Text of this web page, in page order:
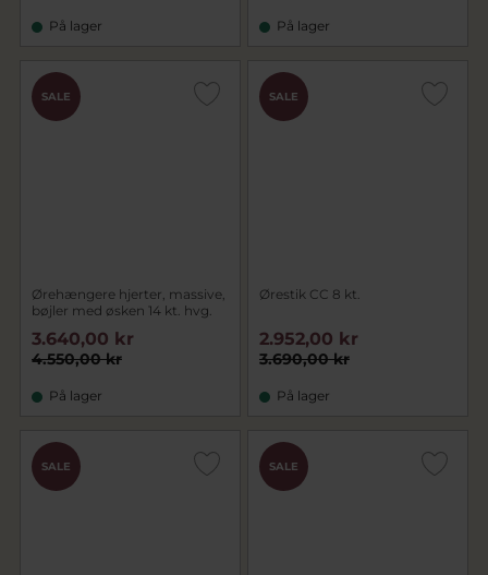
På lager På lager
SALE
Ørehængere hjerter, massive,
bøjler med øsken 14 kt. hvg.
4.550,00 kr
3.640,00 kr
På lager
SALE
Ørestik CC 8 kt.
3.690,00 kr
2.952,00 kr
På lager
SALE SALE